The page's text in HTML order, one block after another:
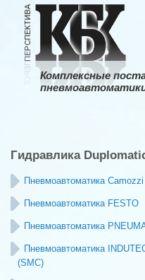
Комплексные
Гидравлика
Пневмоавтоматика Camozzi
Пневмоавтоматика FESTO
Пневмоавтоматика
Пневмоавтоматика
(SMC)